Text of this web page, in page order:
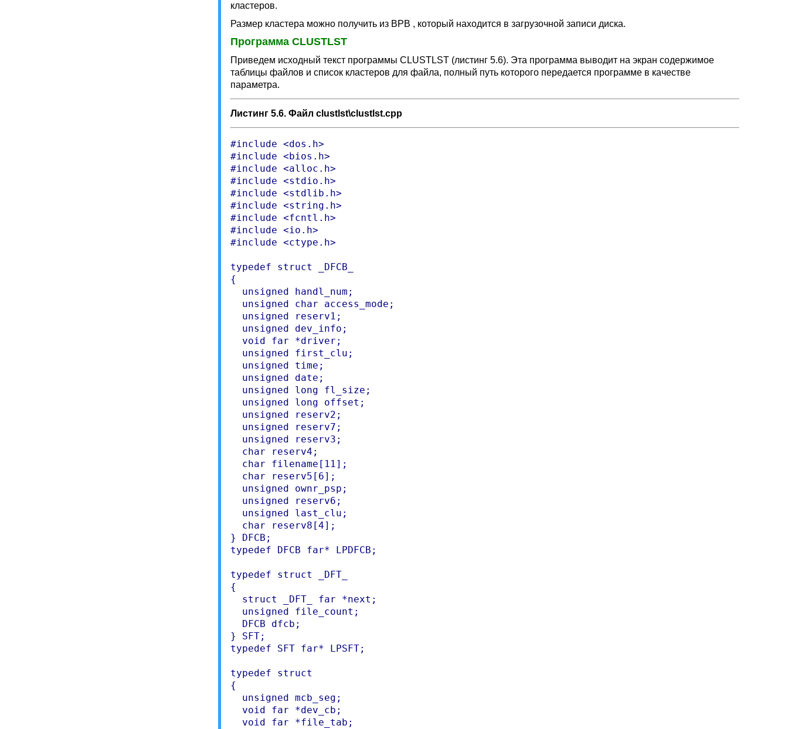
кластеров.
Размер кластера можно получить из BPB , который находится в загрузочной записи диска.
Программа CLUSTLST
Приведем исходный текст программы CLUSTLST (листинг 5.6). Эта программа выводит на экран содержимое
таблицы файлов и список кластеров для файла, полный путь которого передается программе в качестве
параметра.
Листинг 5.6. Файл clustlst\clustlst.cpp
#include <dos.h>
#include <bios.h>
#include <alloc.h>
#include <stdio.h>
#include <stdlib.h>
#include <string.h>
#include <fcntl.h>
#include <io.h>
#include <ctype.h>
typedef struct _DFCB_
{
  unsigned handl_num;
  unsigned char access_mode;
  unsigned reserv1;
  unsigned dev_info;
  void far *driver;
  unsigned first_clu;
  unsigned time;
  unsigned date;
  unsigned long fl_size;
  unsigned long offset;
  unsigned reserv2;
  unsigned reserv7;
  unsigned reserv3;
  char reserv4;
  char filename[11];
  char reserv5[6];
  unsigned ownr_psp;
  unsigned reserv6;
  unsigned last_clu;
  char reserv8[4];
} DFCB;
typedef DFCB far* LPDFCB;
typedef struct _DFT_
{
  struct _DFT_ far *next;
  unsigned file_count;
  DFCB dfcb;
} SFT;
typedef SFT far* LPSFT;
typedef struct
{
  unsigned mcb_seg;
  void far *dev_cb;
  void far *file_tab;